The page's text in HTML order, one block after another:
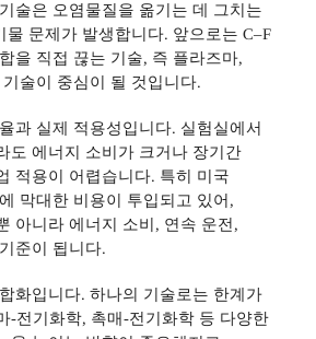
술은 오염물질을 옮기는 데 그치는
물 문제가 발생합니다. 앞으로는C–F
을 직접 끊는 기술, 즉 플라즈마,
술이 중심이 될 것입니다.
과 실제 적용성입니다. 실험실에서
도 에너지 소비가 크거나 장기간
적용이 어렵습니다. 특히 미국
막대한 비용이 투입되고 있어 ,
아니라 에너지 소비 , 연속 운전 ,
준이 됩니다.
화입니다.하나의 기술로는 한계가
-전기화학, 촉매-전기화학 등 다양한